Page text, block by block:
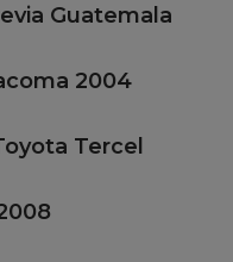
Guatemala
2004
Tercel